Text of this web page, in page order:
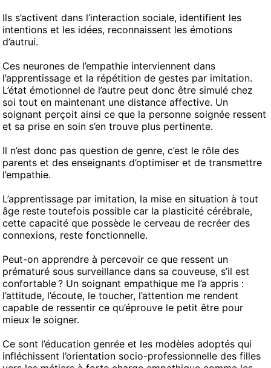
Ils s’activent dans l’interaction sociale, identifient les
intentions et les idées, reconnaissent les émotions
d’autrui.
Ces neurones de l’empathie interviennent dans
l’apprentissage et la répétition de gestes par imitation.
L’état émotionnel de l’autre peut donc être simulé chez
soi tout en maintenant une distance affective. Un
soignant perçoit ainsi ce que la personne soignée ressent
et sa prise en soin s’en trouve plus pertinente.
Il n’est donc pas question de genre, c’est le rôle des
parents et des enseignants d’optimiser et de transmettre
l’empathie.
L’apprentissage par imitation, la mise en situation à tout
âge reste toutefois possible car la plasticité cérébrale,
cette capacité que possède le cerveau de recréer des
connexions, reste fonctionnelle.
Peut-on apprendre à percevoir ce que ressent un
prématuré sous surveillance dans sa couveuse, s’il est
confortable ? Un soignant empathique me l’a appris :
l’attitude, l’écoute, le toucher, l’attention me rendent
capable de ressentir ce qu’éprouve le petit être pour
mieux le soigner.
Ce sont l’éducation genrée et les modèles adoptés qui
infléchissent l’orientation socio-professionnelle des filles